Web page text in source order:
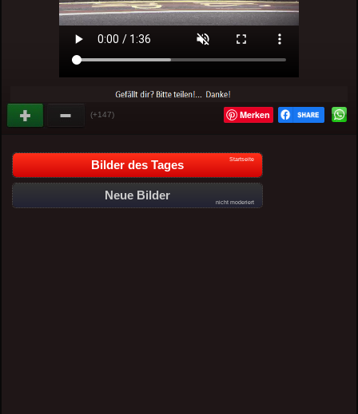
(+147) Merken
Bilder des Tages Startseite
Neue Bilder
nicht moderiert